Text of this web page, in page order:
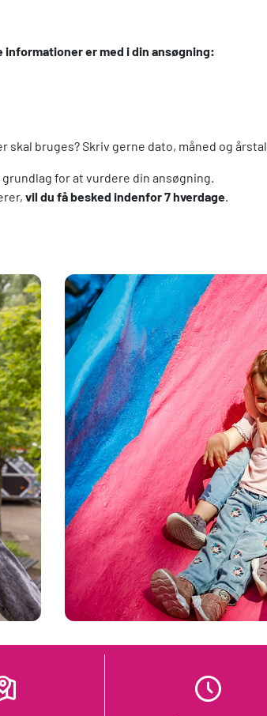
er med i din ansøgning:
bruges? Skriv gerne dato, måned og årstal
for at vurdere din ansøgning.
vil du få besked indenfor 7 hverdage.